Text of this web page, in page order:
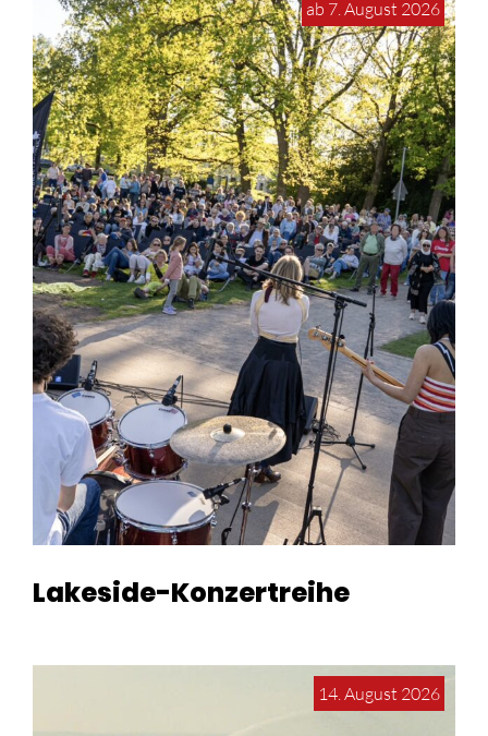
ab 7. August 2026
Lakeside-Konzertreihe
14. August 2026